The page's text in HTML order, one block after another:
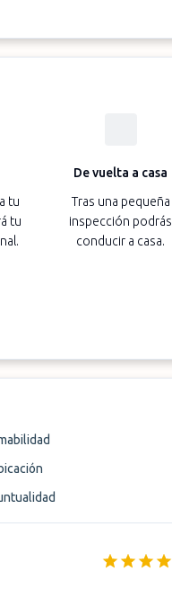
tu
tu
De vuelta a casa
Tras una pequeña
inspección podrás
conducir a casa.